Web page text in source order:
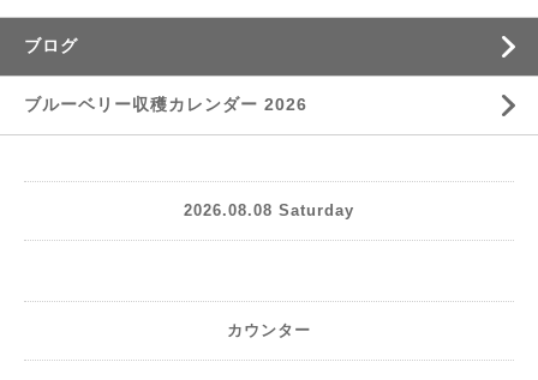
ブログ
ブルーベリー収穫カレンダー 2026
2026.08.08 Saturday
カウンター